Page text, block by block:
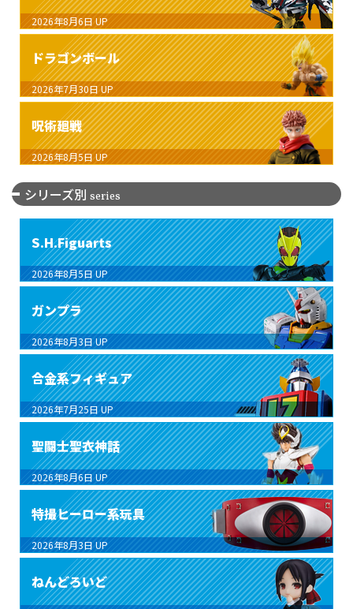
2026年8月6日 UP
ドラゴンボール
2026年7月30日 UP
呪術廻戦
2026年8月5日 UP
シリーズ別 series
S.H.Figuarts
2026年8月5日 UP
ガンプラ
2026年8月3日 UP
合金系フィギュア
2026年7月25日 UP
聖闘士聖衣神話
2026年8月6日 UP
特撮ヒーロー系玩具
2026年8月3日 UP
ねんどろいど